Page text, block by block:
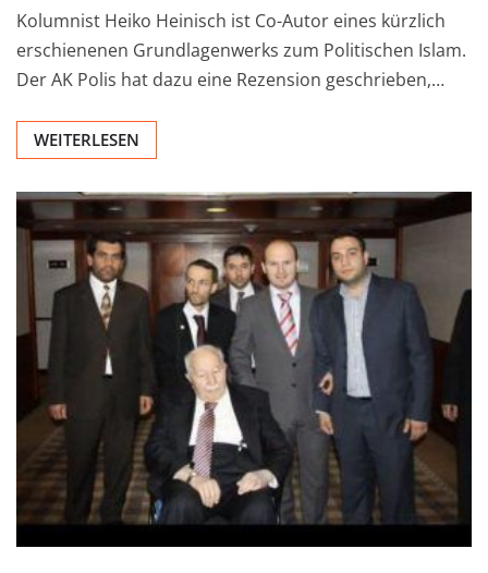
Kolumnist Heiko Heinisch ist Co-Autor eines kürzlich
erschienenen Grundlagenwerks zum Politischen Islam.
Der AK Polis hat dazu eine Rezension geschrieben,…
WEITERLESEN